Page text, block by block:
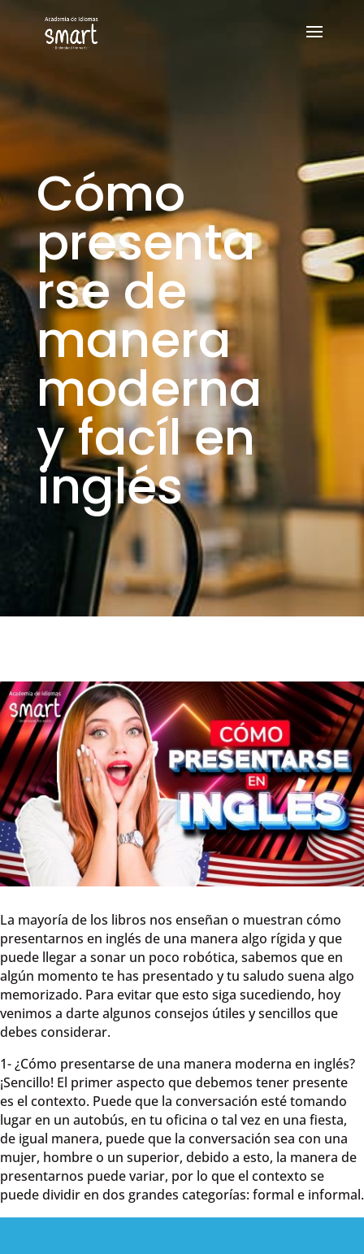
Cómo
presenta
rse de
manera
moderna
y facíl en
inglés
La mayoría de los libros nos enseñan o muestran cómo
presentarnos en inglés de una manera algo rígida y que
puede llegar a sonar un poco robótica, sabemos que en
algún momento te has presentado y tu saludo suena algo
memorizado. Para evitar que esto siga sucediendo, hoy
venimos a darte algunos consejos útiles y sencillos que
debes considerar.
1- ¿Cómo presentarse de una manera moderna en inglés?
¡Sencillo! El primer aspecto que debemos tener presente
es el contexto. Puede que la conversación esté tomando
lugar en un autobús, en tu oficina o tal vez en una fiesta,
de igual manera, puede que la conversación sea con una
mujer, hombre o un superior, debido a esto, la manera de
presentarnos puede variar, por lo que el contexto se
puede dividir en dos grandes categorías: formal e informal.